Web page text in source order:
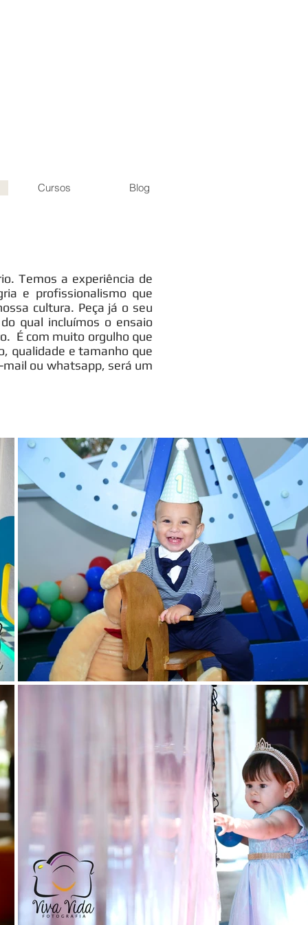
Cursos Blog
Temos a experiência de
e profissionalismo que
cultura. Peça já o seu
qual incluímos o ensaio
É com muito orgulho que
qualidade e tamanho que
ou whatsapp, será um